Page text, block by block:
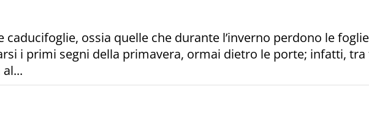
ossia quelle che durante l’inverno perdono le
i primi segni della primavera, ormai dietro le porte; infatti, tra